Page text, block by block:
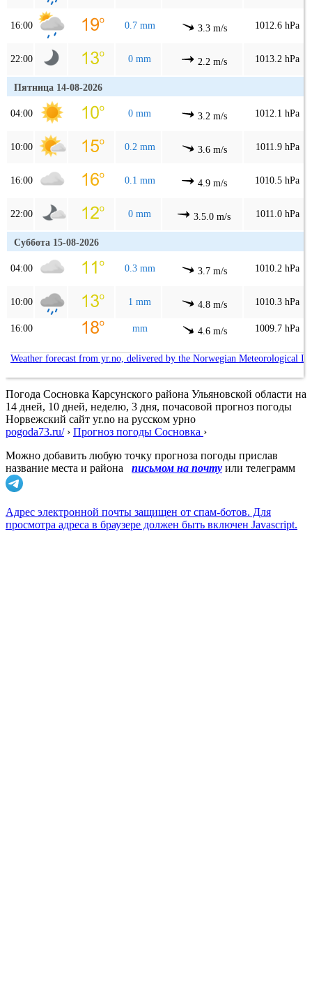
16:00 0.7 mm 3.3 m/s 1012.6 hPa
22:00 0 mm 2.2 m/s 1013.2 hPa
Пятница 14-08-2026
04:00 0 mm 3.2 m/s 1012.1 hPa
10:00 0.2 mm 3.6 m/s 1011.9 hPa
16:00 0.1 mm 4.9 m/s 1010.5 hPa
22:00 0 mm 3.5.0 m/s 1011.0 hPa
Суббота 15-08-2026
04:00 0.3 mm 3.7 m/s 1010.2 hPa
10:00 1 mm 4.8 m/s 1010.3 hPa
16:00 mm 4.6 m/s 1009.7 hPa
Weather forecast from yr.no, delivered by the Norwegian Meteorological
Погода Сосновка Карсунского района Ульяновской области на
14 дней, 10 дней, неделю, 3 дня, почасовой прогноз погоды
Норвежский сайт yr.no на русском урно
pogoda73.ru/› Прогноз погоды Сосновка ›
Можно добавить любую точку прогноза погоды прислав
название места и района
письмом на почту или телеграмм
Адрес электронной почты защищен от спам-ботов. Для
просмотра адреса в браузере должен быть включен Javascript.